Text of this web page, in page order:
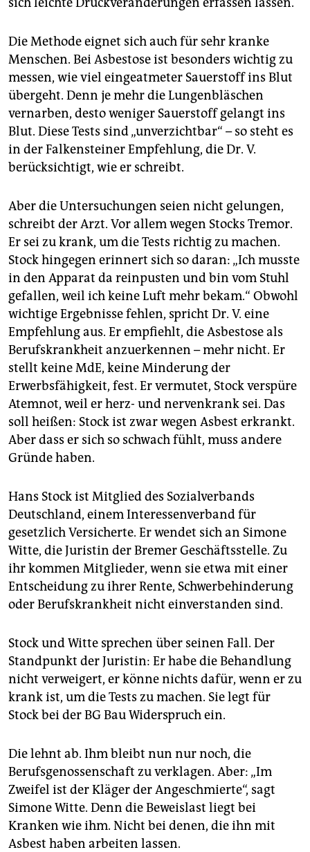
Die Methode eignet sich auch für sehr kranke
Menschen. Bei Asbestose ist besonders wichtig zu
messen, wie viel eingeatmeter Sauerstoff ins Blut
übergeht. Denn je mehr die Lungenbläschen
vernarben, desto weniger Sauerstoff gelangt ins
Blut. Diese Tests sind „unverzichtbar“ – so steht es
in der Falkensteiner Empfehlung, die Dr. V.
berücksichtigt, wie er schreibt.
Aber die Untersuchungen seien nicht gelungen,
schreibt der Arzt. Vor allem wegen Stocks Tremor.
Er sei zu krank, um die Tests richtig zu machen.
Stock hingegen erinnert sich so daran: „Ich musste
in den Apparat da reinpusten und bin vom Stuhl
gefallen, weil ich keine Luft mehr bekam.“ Obwohl
wichtige Ergebnisse fehlen, spricht Dr. V. eine
Empfehlung aus. Er empfiehlt, die Asbestose als
Berufskrankheit anzuerkennen – mehr nicht. Er
stellt keine MdE, keine Minderung der
Erwerbsfähigkeit, fest. Er vermutet, Stock verspüre
Atemnot, weil er herz- und nervenkrank sei. Das
soll heißen: Stock ist zwar wegen Asbest erkrankt.
Aber dass er sich so schwach fühlt, muss andere
Gründe haben.
Hans Stock ist Mitglied des Sozialverbands
Deutschland, einem Interessenverband für
gesetzlich Versicherte. Er wendet sich an Simone
Witte, die Juristin der Bremer Geschäftsstelle. Zu
ihr kommen Mitglieder, wenn sie etwa mit einer
Entscheidung zu ihrer Rente, Schwerbehinderung
oder Berufskrankheit nicht einverstanden sind.
Stock und Witte sprechen über seinen Fall. Der
Standpunkt der Juristin: Er habe die Behandlung
nicht verweigert, er könne nichts dafür, wenn er zu
krank ist, um die Tests zu machen. Sie legt für
Stock bei der BG Bau Widerspruch ein.
Die lehnt ab. Ihm bleibt nun nur noch, die
Berufsgenossenschaft zu verklagen. Aber: „Im
Zweifel ist der Kläger der Angeschmierte“, sagt
Simone Witte. Denn die Beweislast liegt bei
Kranken wie ihm. Nicht bei denen, die ihn mit
Asbest haben arbeiten lassen.